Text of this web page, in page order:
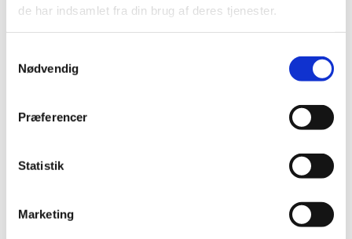
de har indsamlet fra din brug af deres tjenester.
Nødvendig
Præferencer
Statistik
Marketing
Du vil måske også kunne lide...